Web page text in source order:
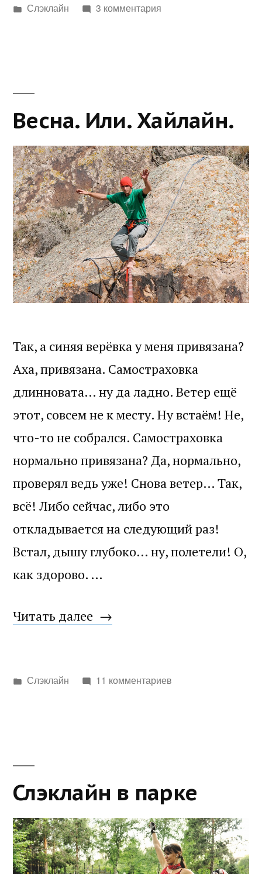
Написано
Слэклайн 3 комментария
Весна. Или. Хайлайн.
Так, а синяя верёвка у меня привязана?
Аха, привязана. Самостраховка
длинновата… ну да ладно. Ветер ещё
этот, совсем не к месту. Ну встаём! Не,
что-то не собрался. Самостраховка
нормально привязана? Да, нормально,
проверял ведь уже! Снова ветер… Так,
всё! Либо сейчас, либо это
откладывается на следующий раз!
Встал, дышу глубоко… ну, полетели! О,
как здорово. …
Читать далее «Весна.
Написано
Слэклайн 11 комментариев
Слэклайн в парке